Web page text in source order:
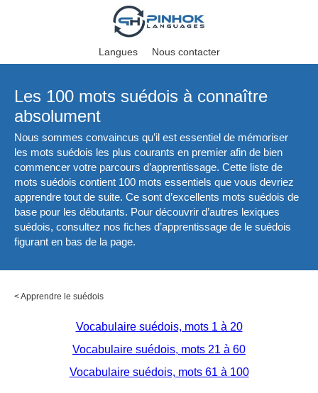
Langues Nous contacter
Les 100 mots suédois à connaître
absolument
Nous sommes convaincus qu’il est essentiel de mémoriser
les mots suédois les plus courants en premier afin de bien
commencer votre parcours d’apprentissage. Cette liste de
mots suédois contient 100 mots essentiels que vous devriez
apprendre tout de suite. Ce sont d’excellents mots suédois de
base pour les débutants. Pour découvrir d’autres lexiques
suédois, consultez nos fiches d’apprentissage de le suédois
figurant en bas de la page.
<Apprendre le suédois
Vocabulaire suédois, mots 1 à 20
Vocabulaire suédois, mots 21 à 60
Vocabulaire suédois, mots 61 à 100